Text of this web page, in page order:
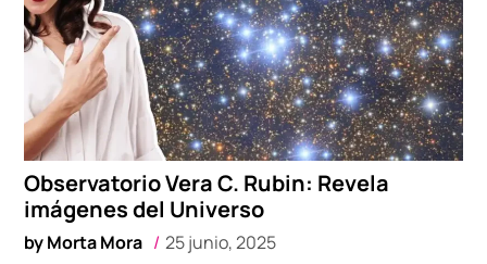
Observatorio Vera C. Rubin: Revela
imágenes del Universo
byMorta Mora 25 junio, 2025